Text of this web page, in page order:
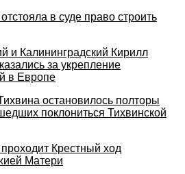
в суде право строить
и Калининградский Кирилл
за укрепление
в Европе
остановилось полторы
поклониться Тихвинской
Крестный ход
Матери